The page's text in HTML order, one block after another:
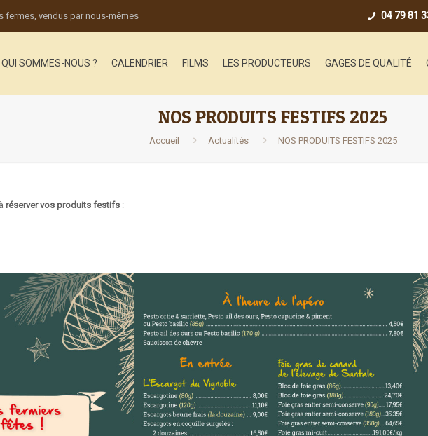
fermes, vendus par nous-mêmes 04 79 81
QUI SOMMES-NOUS ? CALENDRIER FILMS LES PRODUCTEURS GAGES DE QUALITÉ
NOS PRODUITS FESTIFS 2025
Accueil Actualités NOS PRODUITS FESTIFS 2025
réserver vos produits festifs :